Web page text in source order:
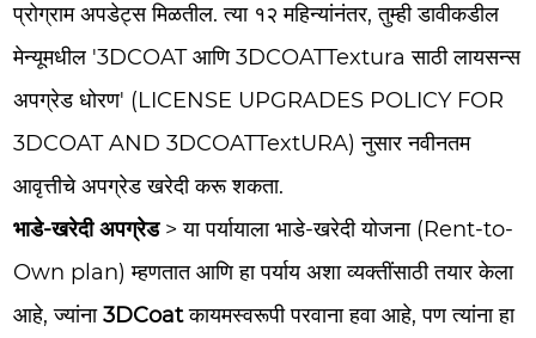
प्रोग्राम अपडेट्स मिळतील. त्या १२ महिन्यांनंतर, तुम्ही डावीकडील
मेन्यूमधील '3DCOAT आणि 3DCOATTextura साठी लायसन्स
अपग्रेड धोरण' (LICENSE UPGRADES POLICY FOR
3DCOAT AND 3DCOATTextURA) नुसार नवीनतम
आवृत्तीचे अपग्रेड खरेदी करू शकता.
भाडे-खरेदी अपग्रेड> या पर्यायाला भाडे-खरेदी योजना (Rent-to-
Own plan) म्हणतात आणि हा पर्याय अशा व्यक्तींसाठी तयार केला
आहे, ज्यांना3DCoatकायमस्वरूपी परवाना हवा आहे, पण त्यांना हा